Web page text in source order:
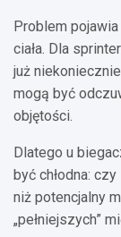
Problem
ciała. Dla
już
mogą być
objętości.
Dlatego u
być chłodna:
niż potencjalny
„pełniejszych”